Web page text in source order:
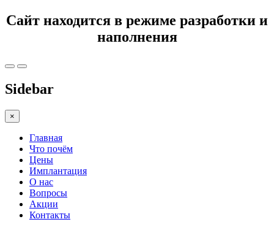
Сайт находится в режиме разработки и
наполнения
Sidebar
×
Главная
Что почём
Цены
Имплантация
О нас
Вопросы
Акции
Контакты